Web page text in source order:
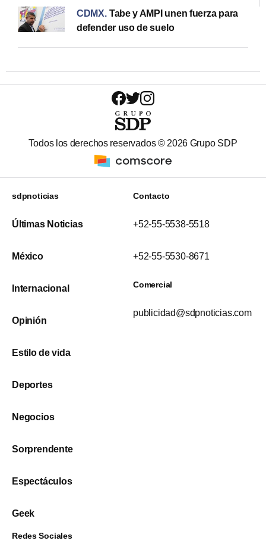
CDMX. Tabe y AMPI unen fuerza para
defender uso de suelo
Todos los derechos reservados © 2026 Grupo SDP
sdpnoticias
Últimas Noticias
México
Internacional
Opinión
Estilo de vida
Deportes
Negocios
Sorprendente
Espectáculos
Geek
Contacto
+52-55-5538-5518
+52-55-5530-8671
Comercial
publicidad@sdpnoticias.com
Redes Sociales